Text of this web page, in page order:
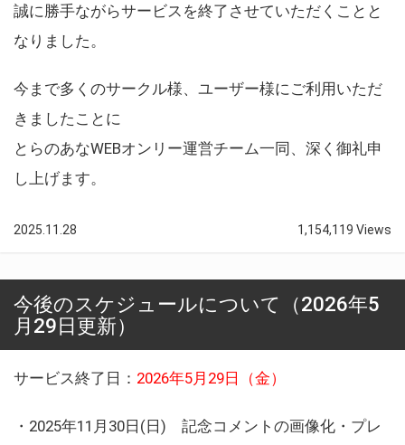
誠に勝手ながらサービスを終了させていただくことと
なりました。
今まで多くのサークル様、ユーザー様にご利用いただ
きましたことに
とらのあなWEBオンリー運営チーム一同、深く御礼申
し上げます。
2025.11.28 1,154,119 Views
今後のスケジュールについて（2026年5
月29日更新）
サービス終了日： 2026年5月29日（金）
・2025年11月30日(日) 記念コメントの画像化・プレ